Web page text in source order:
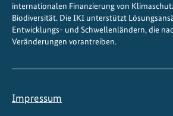
internationalen Finanzierung von
Biodiversität. Die IKI unterstützt
Entwicklungs- und Schwellenländern, die
Veränderungen vorantreiben.
Impressum